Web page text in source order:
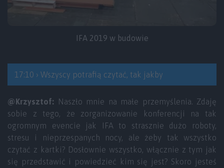
IFA 2019 w budowie
17:10 › Wszyscy potrafią czytać, tak jakby
@Krzysztof: Naszło mnie na małe przemyślenia. Zdaję
sobie z tego, że zorganizowanie konferencji na tak
ogromnym evencie jak IFA to strasznie dużo roboty,
stresu i nieprzespanych nocy, ale żeby tak wszystko
czytać z kartki? Dosłownie wszystko, włącznie z tym jak
się przedstawić i powiedzieć kim się jest? Skoro jesteś